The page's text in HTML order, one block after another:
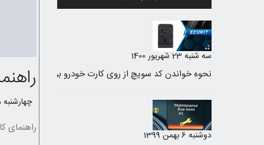
سه شنبه 23 شهریور 1400
دوشنبه 6 بهمن 1399
چهارشنبه 25 فروردین 1400 /
راهنمای